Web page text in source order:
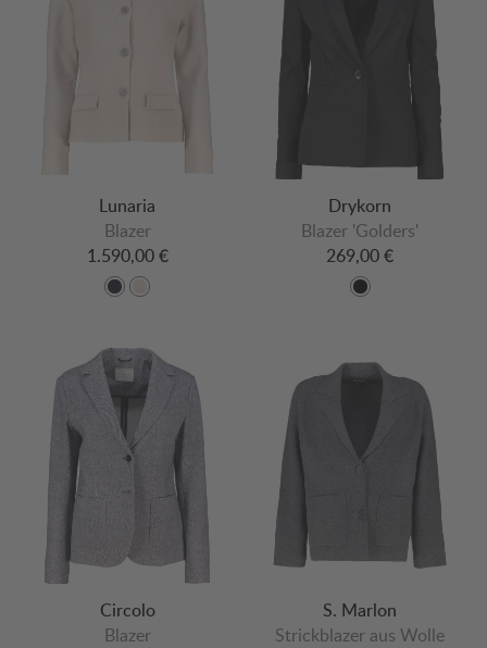
Lunaria
Blazer
1.590,00 €
Drykorn
Blazer 'Golders'
269,00 €
Circolo
Blazer
S. Marlon
Strickblazer aus Wolle